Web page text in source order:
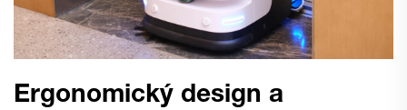
Ergonomický design a